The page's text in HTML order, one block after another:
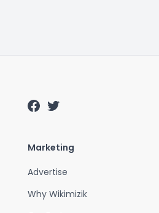
Marketing
Advertise
Why Wikimizik